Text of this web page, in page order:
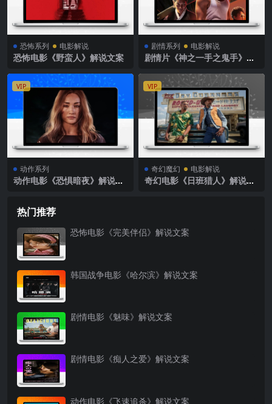
恐怖系列 电影解说
恐怖电影《野蛮人》解说文案
剧情系列 电影解说
剧情片《神之一手之鬼手》影
VIP
动作系列
动作电影《恐惧暗夜》解说文
VIP
奇幻魔幻 电影解说
奇幻电影《日班猎人》解说文
热门推荐
恐怖电影《完美伴侣》解说文案
韩国战争电影《哈尔滨》解说文案
剧情电影《魅味》解说文案
剧情电影《痴人之爱》解说文案
动作电影《飞速追杀》解说文案